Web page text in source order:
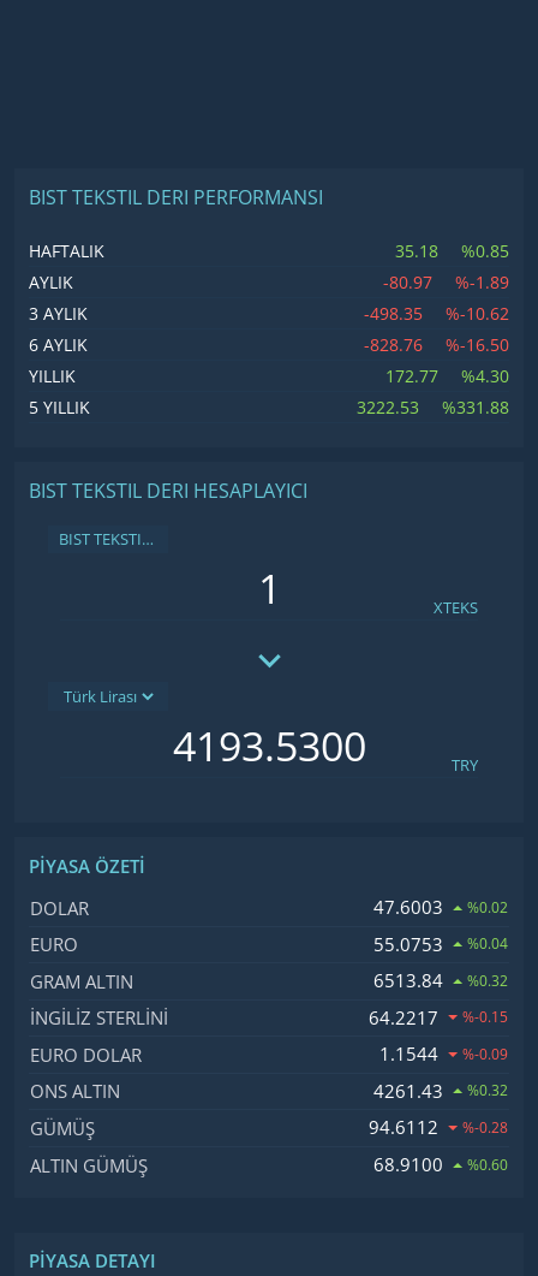
BIST TEKSTIL DERI PERFORMANSI
HAFTALIK 35.18
%0.85
AYLIK
-80.97
%-1.89
3 AYLIK
-498.35
%-10.62
6 AYLIK
-828.76
%-16.50
YILLIK
172.77
%4.30
5 YILLIK
3222.53 %331.88
BIST TEKSTIL DERI HESAPLAYICI
BIST TEKSTIL DERI
XTEKS
TRY
PIYASA ÖZETI
İsim, Kod
DOLAR 47.6003 %0.02
EURO 55.0753 %0.04
GRAM ALTIN 6513.84 %0.32
İNGILIZ STERLINI 64.2217 %-0.15
EURO DOLAR 1.1544 %-0.09
ONS ALTIN 4261.43 %0.32
GÜMÜŞ 94.6112 %-0.28
ALTIN GÜMÜŞ 68.9100 %0.60
PIYASA DETAYI